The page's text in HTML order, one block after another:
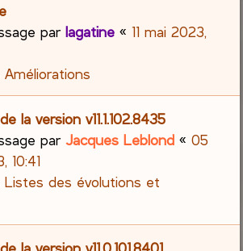
parlagatine « 11 mai 2023,
Améliorations
la version v11.1.102.8435
parJacques Leblond «05
10:41
Listes des évolutions et